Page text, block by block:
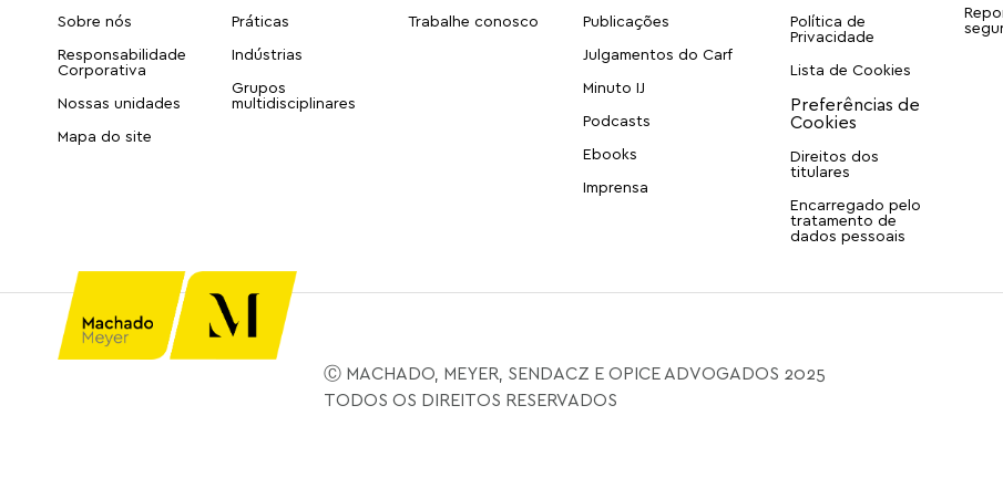
Sobre nós
Responsabilidade
Corporativa
Nossas unidades
Mapa do site
Práticas
Indústrias
Grupos
multidisciplinares
Trabalhe conosco
Publicações
Julgamentos do Carf
Minuto IJ
Podcasts
Ebooks
Imprensa
Política de
Privacidade
Lista de Cookies
Direitos dos
titulares
Encarregado pelo
tratamento de
dados pessoais
Ⓒ MACHADO, MEYER, SENDACZ E OPICE ADVOGADOS 2025
TODOS OS DIREITOS RESERVADOS